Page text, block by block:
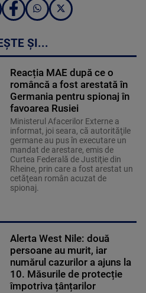
ȘI...
Reacția MAE după ce o
româncă a fost arestată în
Germania pentru spionaj în
favoarea Rusiei
Ministerul Afacerilor Externe a
informat, joi seara, că autorităţile
germane au pus în executare un
mandat de arestare, emis de
Curtea Federală de Justiţie din
Rheine, prin care a fost arestat un
cetăţean român acuzat de
spionaj.
Alerta West Nile: două
persoane au murit, iar
numărul cazurilor a ajuns la
10. Măsurile de protecție
împotriva țânțarilor